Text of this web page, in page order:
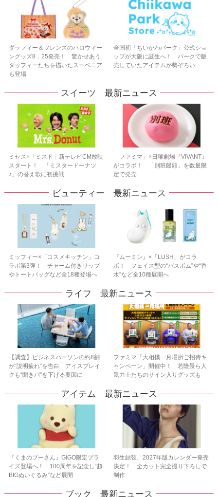
ダッフィー＆フレンズのハロウィー
ングッズ8．25発売！ 驚かせあう
ダッフィーたちを描いたスーベニア
も登場
全国初「ちいかわパーク」公式ショ
ップが大阪に誕生へ！ パークで販
売していたアイテムが勢ぞろい
スイーツ 最新ニュース
ミセス×「ミスド」新テレビCM放映
スタート！ 「ミスタードーナツ
♪」の替え歌に初挑戦
「ファミマ」×日曜劇場『VIVANT』
がコラボ！ 「別班饅頭」を数量限
定で発売
ビューティー 最新ニュース
ミッフィー×「コスメキッチン」コ
ラボ第3弾！ チャーム付きリップ
やトートバッグなど全18種登場へ
『ムーミン』×「LUSH」がコラ
ボ！ フェイス型の“バスボム”や“香
水”など全10種展開へ
ライフ 最新ニュース
【調査】ビジネスパーソンの約8割
が“説明疲れ”を告白 アイスブレイ
クも“聞きパ”を下げる要因に
ファミマ「大相撲一月場所ご招待キ
ャンペーン」開催中！ 若隆景ら人
気力士たちのサイン入りグッズも
アイテム 最新ニュース
『くまのプーさん』GiGO限定プラ
イズ登場へ！ 100周年を記念し“超
BIGぬいぐるみ”など展開
羽生結弦、2027年版カレンダー発売
決定！ 全カット完全撮り下ろしで
制作
ブック 最新ニュース